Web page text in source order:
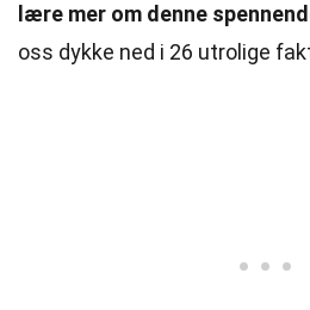
lære mer om denne
oss dykke ned i 26 utrolige